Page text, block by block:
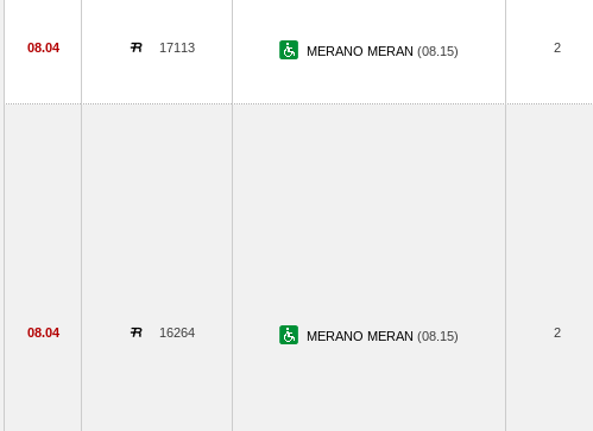
08.04 17113 MERANO MERAN (08.15) 2
08.04 16264 MERANO MERAN (08.15) 2